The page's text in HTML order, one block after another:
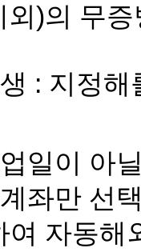
)의 무
: 지정
일이 아
좌만 선
여 자동해